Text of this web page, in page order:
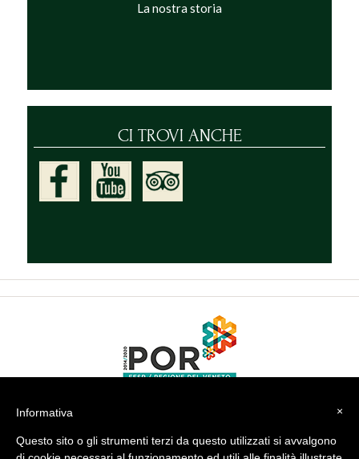
La nostra storia
CI TROVI ANCHE
×
Informativa
Questo sito o gli strumenti terzi da questo utilizzati si avvalgono